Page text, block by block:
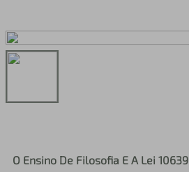
O Ensino De Filosofia E A Lei 10639
2º cafeteira